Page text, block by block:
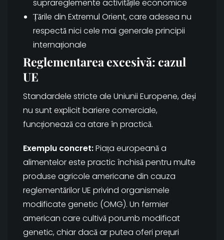
suprareglemente activitățile economice
Țările din Extremul Orient, care adesea nu
respectă nici cele mai generale principii
internaționale
Reglementarea excesivă: cazul
UE
Standardele stricte ale Uniunii Europene, deși
nu sunt explicit bariere comerciale,
funcționează ca atare în practică.
Exemplu concret:Piața europeană a
alimentelor este practic închisă pentru multe
produse agricole americane din cauza
reglementărilor UE privind organismele
modificate genetic (OMG). Un fermier
american care cultivă porumb modificat
genetic, chiar dacă ar putea oferi prețuri